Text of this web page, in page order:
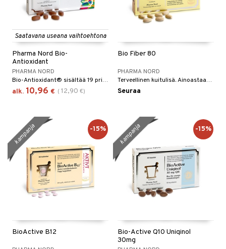
Saatavana useana vaihtoehtona
Pharma Nord Bio-
Antioxidant
PHARMA NORD
Bio-Antioxidant® sisältää 19 primääriä ja sekundääriä antioksidanttia sekä muita ravintoaineita. Aineyhdistelmä on valmistettu tekemällä yhteistyötä tunnettujen ravintotutkijoiden kanssa.
alk. 10,96 € ( 12,90 €)
Bio Fiber 80
PHARMA NORD
Terveellinen kuitulisä. Ainoastaan kuitujen määrä ei ole ratkaisevaa, vaan neljän eri kuitulajin (sellulosa, hemisellulosa, ligniini ja pektiini) suhteet täytyy myös olla oikeat.
Seuraa
BioActive B12
kampanja -15%
Bio-Active Q10 Uniqinol
30mg
kampanja -15%